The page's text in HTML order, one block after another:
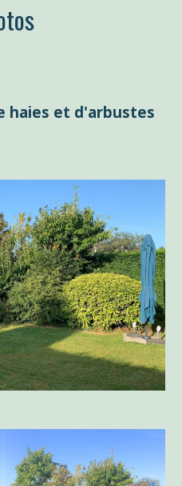
haies et d'arbustes